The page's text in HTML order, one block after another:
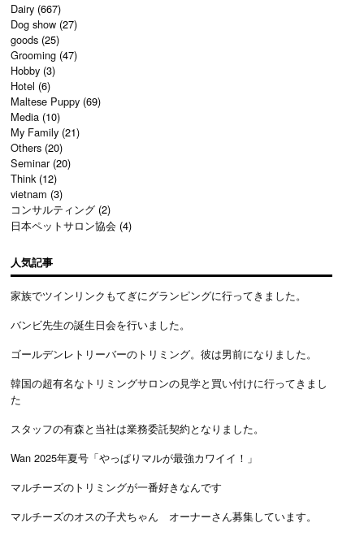
Dairy (667)
Dog show (27)
goods (25)
Grooming (47)
Hobby (3)
Hotel (6)
Maltese Puppy (69)
Media (10)
My Family (21)
Others (20)
Seminar(20)
Think(12)
vietnam (3)
コンサルティング (2)
日本ペットサロン協会 (4)
人気記事
家族でツインリンクもてぎにグランピングに行ってきました。
バンビ先生の誕生日会を行いました。
ゴールデンレトリーバーのトリミング。彼は男前になりました。
韓国の超有名なトリミングサロンの見学と買い付けに行ってきまし
た
スタッフの有森と当社は業務委託契約となりました。
Wan 2025年夏号「やっぱりマルが最強カワイイ！」
マルチーズのトリミングが一番好きなんです
マルチーズのオスの子犬ちゃん オーナーさん募集しています。